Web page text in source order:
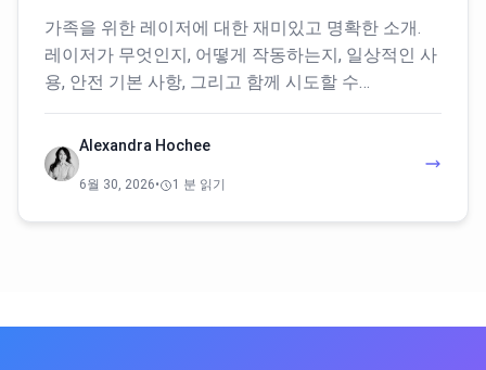
가족을 위한 레이저에 대한 재미있고 명확한 소개.
레이저가 무엇인지, 어떻게 작동하는지, 일상적인 사
용, 안전 기본 사항, 그리고 함께 시도할 수…
Alexandra Hochee
6월 30, 2026• 1 분 읽기